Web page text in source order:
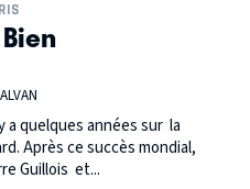
a quelques années sur la
Après ce succès mondial,
Guillois et...